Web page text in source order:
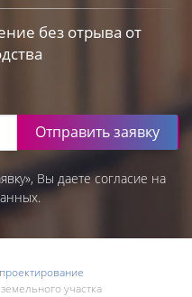
без отрыва от
Отправить заявку
Вы даете согласие на
участка